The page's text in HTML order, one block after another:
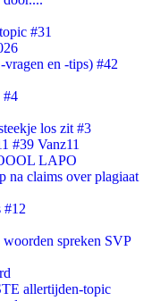
#31
en -tips) #42
#4
los zit #3
#39 Vanz11
LAPO
na claims over plagiaat
#12
woorden spreken SVP
allertijden-topic